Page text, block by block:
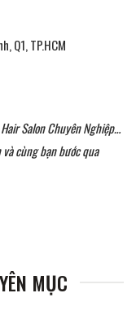
Q1, TP.HCM
Salon Chuyên Nghiệp…
cùng bạn bước qua
MỤC